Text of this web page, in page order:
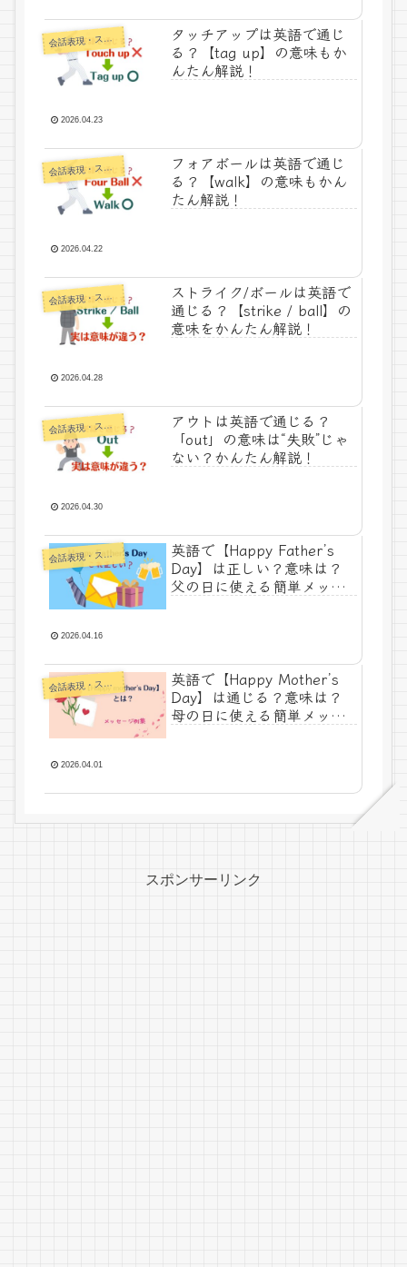
会話表現・スラング・ことわざ
タッチアップは英語で通じ
る？【tag up】の意味もか
んたん解説！
2026.04.23
会話表現・スラング・ことわざ
フォアボールは英語で通じ
る？【walk】の意味もかん
たん解説！
2026.04.22
会話表現・スラング・ことわざ
ストライク/ボールは英語で
通じる？【strike / ball】の
意味をかんたん解説！
2026.04.28
会話表現・スラング・ことわざ
アウトは英語で通じる？
「out」の意味は“失敗”じゃ
ない？かんたん解説！
2026.04.30
会話表現・スラング・ことわざ
英語で【Happy Father’s
Day】は正しい？意味は？
父の日に使える簡単メッセ
2026.04.16
会話表現・スラング・ことわざ
英語で【Happy Mother’s
Day】は通じる？意味は？
母の日に使える簡単メッセ
2026.04.01
スポンサーリンク